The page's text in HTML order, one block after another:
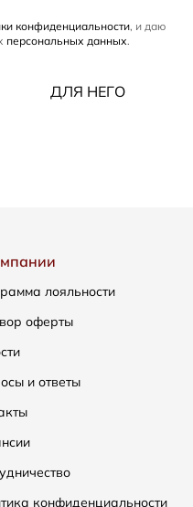
конфиденциальности, и даю
персональных данных.
ДЛЯ НЕГО
лояльности
оферты
и ответы
конфиденциальности